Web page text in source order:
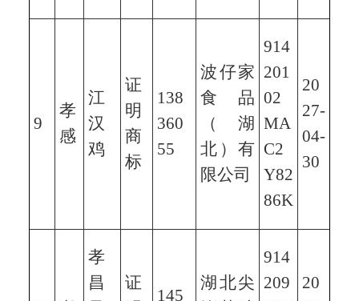
9
孝
感
江
汉
鸡
证
明
商
标
138
360
55
波仔家
食品
（湖
北）有
限公司
914
201
02
MA
C2
Y82
86K
20
27-
04-
30
孝
昌
证
145
湖北尖
914
209
20